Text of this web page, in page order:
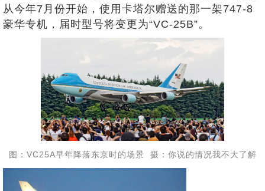
从今年7月份开始，使用卡塔尔赠送的那一架747-8
豪华专机，届时型号将变更为“VC-25B”。
图：VC25A早年降落东京时的场景 摄：你说的情况我不大了解